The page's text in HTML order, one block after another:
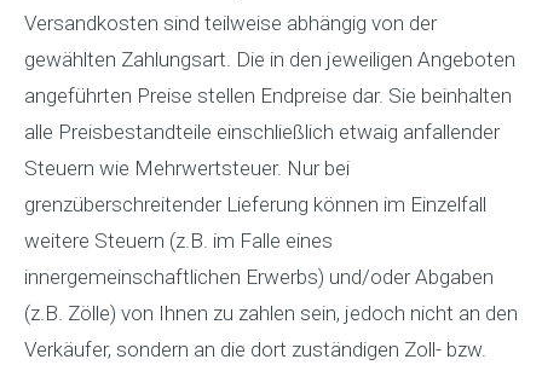
Versandkosten sind teilweise abhängig von der
gewählten Zahlungsart. Die in den jeweiligen Angeboten
angeführten Preise stellen Endpreise dar. Sie beinhalten
alle Preisbestandteile einschließlich etwaig anfallender
Steuern wie Mehrwertsteuer. Nur bei
grenzüberschreitender Lieferung können im Einzelfall
weitere Steuern (z.B. im Falle eines
innergemeinschaftlichen Erwerbs) und/oder Abgaben
(z.B. Zölle) von Ihnen zu zahlen sein, jedoch nicht an den
Verkäufer, sondern an die dort zuständigen Zoll- bzw.